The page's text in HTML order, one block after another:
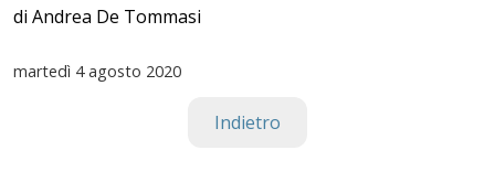
di Andrea De Tommasi
martedì 4 agosto 2020
Indietro